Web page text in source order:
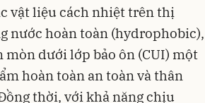
vật liệu cách nhiệt trên thị
nước hoàn toàn (hydrophobic),
dưới lớp bảo ôn (CUI) một
hoàn toàn an toàn và thân
thời, với khả năng chịu